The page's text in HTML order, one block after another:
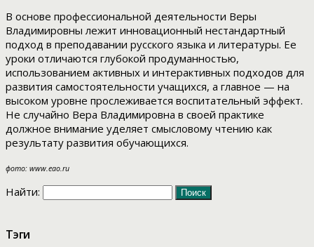
В основе профессиональной деятельности Веры
Владимировны лежит инновационный нестандартный
подход в преподавании русского языка и литературы. Ее
уроки отличаются глубокой продуманностью,
использованием активных и интерактивных подходов для
развития самостоятельности учащихся, а главное — на
высоком уровне прослеживается воспитательный эффект.
Не случайно Вера Владимировна в своей практике
должное внимание уделяет смысловому чтению как
результату развития обучающихся.
фото: www.eao.ru
Найти:
Тэги